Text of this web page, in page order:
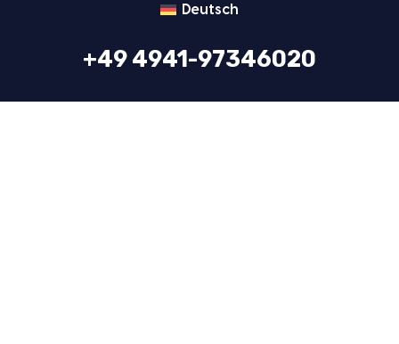
Deutsch
+49 4941-97346020